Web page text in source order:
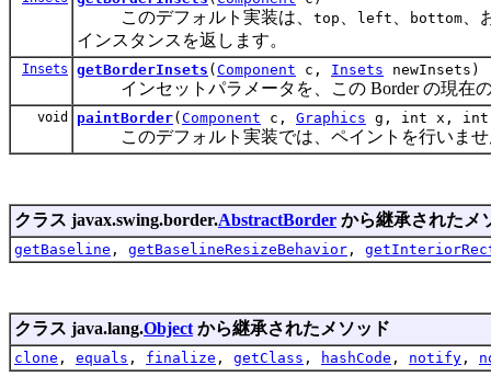
このデフォルト実装は、 top left bottom
インスタンスを返します。
Insets getBorderInsets ( Component c, Insets newInsets)
インセットパラメータを、この Border の現在の
void paintBorder( Component c, Graphics g, int x,
このデフォルト実装では、ペイントを行いませ
クラス javax.swing.border.AbstractBorder から継承されたメ
getBaseline , getBaselineResizeBehavior ,
クラス java.lang.Object から継承されたメソッド
clone , equals , finalize , getClass , hashCode , notify ,